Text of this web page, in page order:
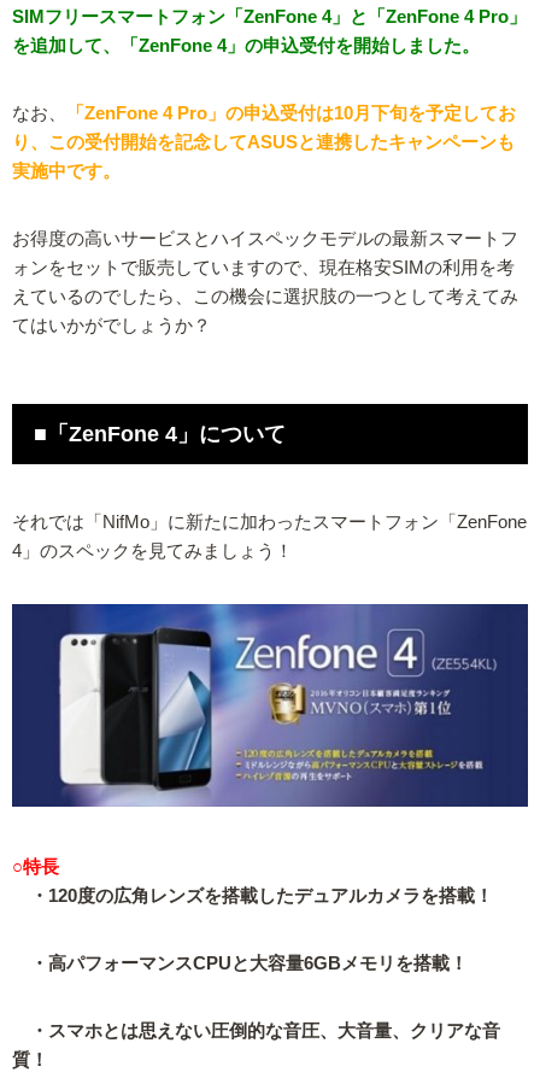
SIMフリースマートフォン「ZenFone 4」と「ZenFone 4 Pro」
を追加して、「ZenFone 4」の申込受付を開始しました。
なお、
「ZenFone 4 Pro」の申込受付は10月下旬を予定してお
り、この受付開始を記念してASUSと連携したキャンペーンも
実施中です。
お得度の高いサービスとハイスペックモデルの最新スマートフ
ォンをセットで販売していますので、現在格安SIMの利用を考
えているのでしたら、この機会に選択肢の一つとして考えてみ
てはいかがでしょうか？
■「ZenFone 4」について
それでは「NifMo」に新たに加わったスマートフォン「ZenFone
4」のスペックを見てみましょう！
○特長
・120度の広角レンズを搭載したデュアルカメラを搭載！
・高パフォーマンスCPUと大容量6GBメモリを搭載！
・スマホとは思えない圧倒的な音圧、大音量、クリアな音
質！